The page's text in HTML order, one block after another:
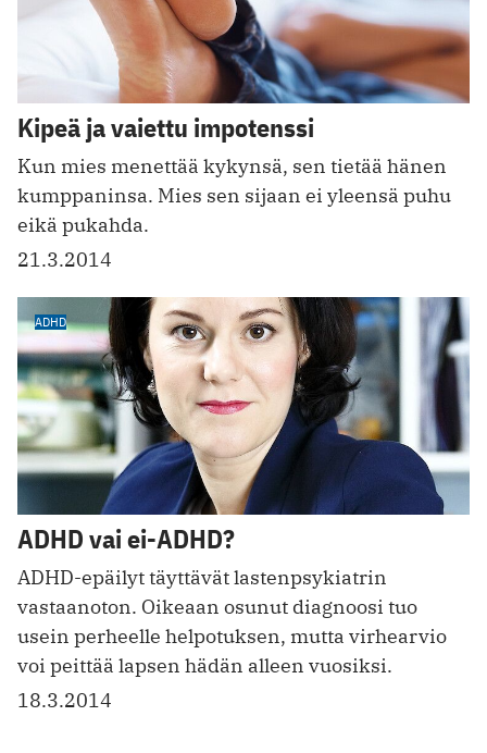
Kipeä ja vaiettu impotenssi
Kun mies menettää kykynsä, sen tietää hänen
kumppaninsa. Mies sen sijaan ei yleensä puhu
eikä pukahda.
21.3.2014
ADHD
ADHD vai ei-ADHD?
ADHD-epäilyt täyttävät lastenpsykiatrin
vastaanoton. Oikeaan osunut diagnoosi tuo
usein perheelle helpotuksen, mutta virhearvio
voi peittää lapsen hädän alleen vuosiksi.
18.3.2014